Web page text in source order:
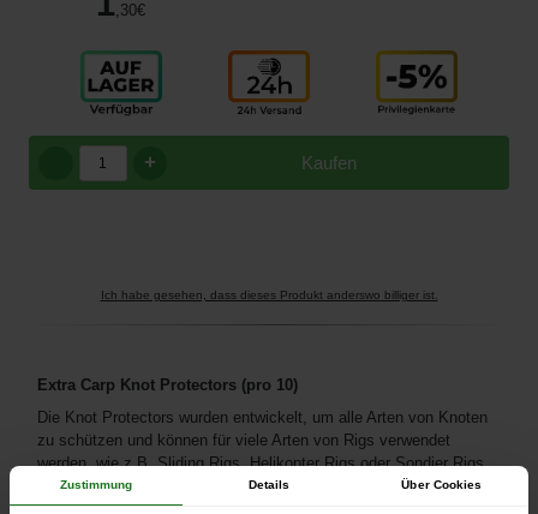
Zustimmung Details Über Cookies
,30€
Kaufen
+
Ich habe gesehen, dass dieses Produkt anderswo billiger ist.
Extra Carp Knot Protectors (pro 10)
Die Knot Protectors wurden entwickelt, um alle Arten von Knoten
zu schützen und können für viele Arten von Rigs verwendet
werden, wie z.B. Sliding Rigs, Helikopter Rigs oder Sondier Rigs.
Sein Durchmesser kann einen Wirbel der Größe 8 aufnehmen.